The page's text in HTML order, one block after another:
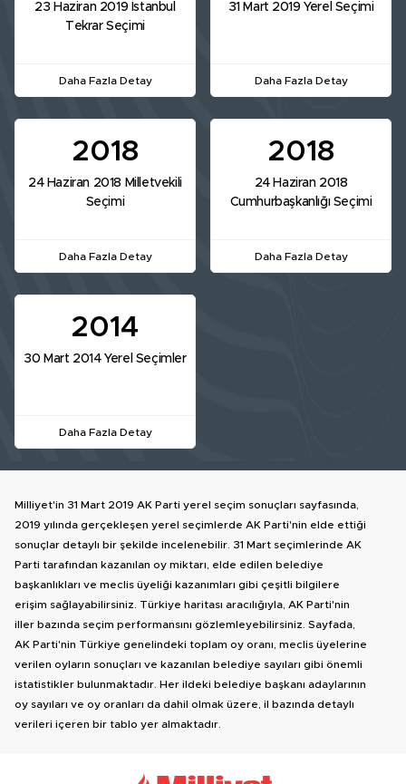
23 Haziran 2019 İstanbul
Tekrar Seçimi
Daha Fazla Detay
31 Mart 2019 Yerel Seçimi
Daha Fazla Detay
2018
24 Haziran 2018 Milletvekili
Seçimi
Daha Fazla Detay
2018
24 Haziran 2018
Cumhurbaşkanlığı Seçimi
Daha Fazla Detay
2014
30 Mart 2014 Yerel Seçimler
Daha Fazla Detay
Milliyet'in 31 Mart 2019 AK Parti yerel seçim sonuçları sayfasında,
2019 yılında gerçekleşen yerel seçimlerde AK Parti'nin elde ettiği
sonuçlar detaylı bir şekilde incelenebilir. 31 Mart seçimlerinde AK
Parti tarafından kazanılan oy miktarı, elde edilen belediye
başkanlıkları ve meclis üyeliği kazanımları gibi çeşitli bilgilere
erişim sağlayabilirsiniz. Türkiye haritası aracılığıyla, AK Parti'nin
iller bazında seçim performansını gözlemleyebilirsiniz. Sayfada,
AK Parti'nin Türkiye genelindeki toplam oy oranı, meclis üyelerine
verilen oyların sonuçları ve kazanılan belediye sayıları gibi önemli
istatistikler bulunmaktadır. Her ildeki belediye başkanı adaylarının
oy sayıları ve oy oranları da dahil olmak üzere, il bazında detaylı
verileri içeren bir tablo yer almaktadır.